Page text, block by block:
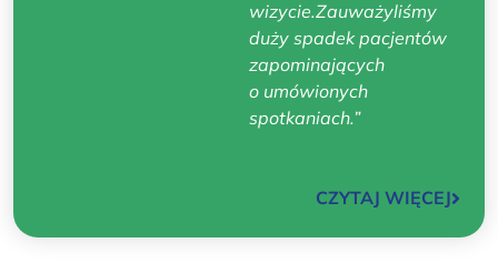
wizycie.Zauważyliśmy
duży spadek pacjentów
zapominających
o umówionych
spotkaniach.”
CZYTAJ WIĘCEJ